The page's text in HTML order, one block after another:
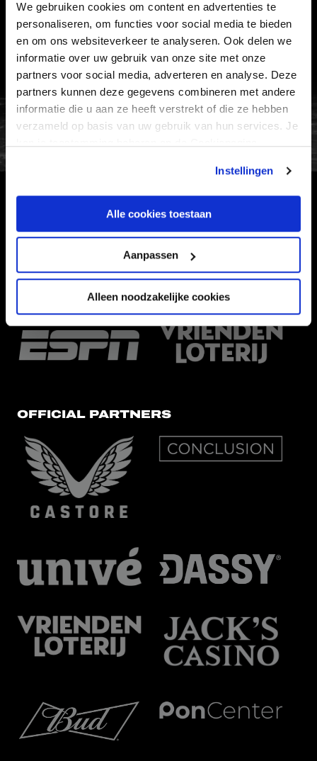
We gebruiken cookies om content en advertenties te
personaliseren, om functies voor social media te bieden
en om ons websiteverkeer te analyseren. Ook delen we
informatie over uw gebruik van onze site met onze
partners voor social media, adverteren en analyse. Deze
partners kunnen deze gegevens combineren met andere
informatie die u aan ze heeft verstrekt of die ze hebben
verzameld op basis van uw gebruik van hun services. Je
Instellingen
Alle cookies toestaan
Aanpassen
Alleen noodzakelijke cookies
CONTACT
WERKEN BIJ
VERTROUWENSPERSOON
FC Utrecht<br>vanuit<br>het
HOOFDSPONSOR
EREDIVISIEPARTNERS
OFFICIAL PARTNERS